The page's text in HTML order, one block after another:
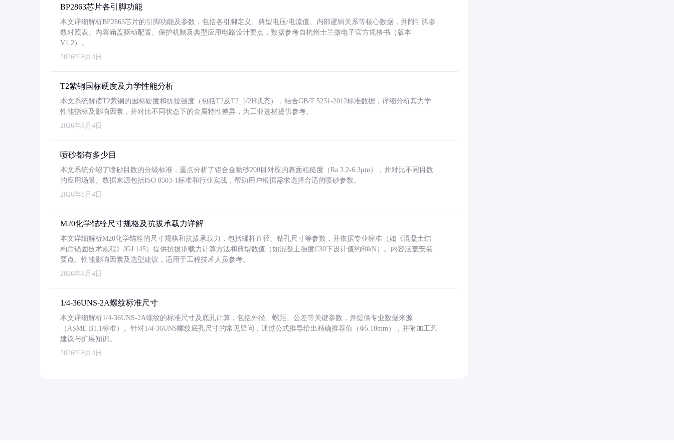
BP2863芯片各引脚功能
本文详细解析BP2863芯片的引脚功能及参数，包括各引脚定义、典型电压/电流值、内部逻辑关系等核心数据，并附引脚参
数对照表。内容涵盖驱动配置、保护机制及典型应用电路设计要点，数据参考自杭州士兰微电子官方规格书（版本
V1.2）。
2026年8月4日
T2紫铜国标硬度及力学性能分析
本文系统解读T2紫铜的国标硬度和抗拉强度（包括T2及T2_1/2H状态），结合GB/T 5231-2012标准数据，详细分析其力学
性能指标及影响因素，并对比不同状态下的金属特性差异，为工业选材提供参考。
2026年8月4日
喷砂都有多少目
本文系统介绍了喷砂目数的分级标准，重点分析了铝合金喷砂200目对应的表面粗糙度（Ra 3.2-6.3μm），并对比不同目数
的应用场景。数据来源包括ISO 8503-1标准和行业实践，帮助用户根据需求选择合适的喷砂参数。
2026年8月4日
M20化学锚栓尺寸规格及抗拔承载力详解
本文详细解析M20化学锚栓的尺寸规格和抗拔承载力，包括螺杆直径、钻孔尺寸等参数，并依据专业标准（如《混凝土结
构后锚固技术规程》JGJ 145）提供抗拔承载力计算方法和典型数值（如混凝土强度C30下设计值约80kN）。内容涵盖安装
要点、性能影响因素及选型建议，适用于工程技术人员参考。
2026年8月4日
1/4-36UNS-2A螺纹标准尺寸
本文详细解析1/4-36UNS-2A螺纹的标准尺寸及底孔计算，包括外径、螺距、公差等关键参数，并提供专业数据来源
（ASME B1.1标准）。针对1/4-36UNS螺纹底孔尺寸的常见疑问，通过公式推导给出精确推荐值（Φ5.18mm），并附加工艺
建议与扩展知识。
2026年8月4日